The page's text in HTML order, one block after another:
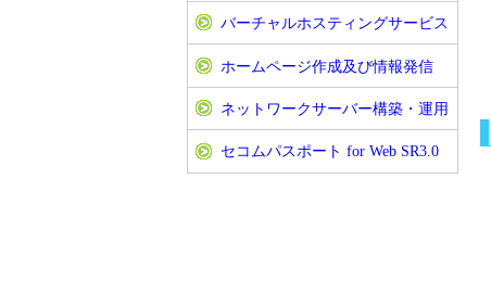
バーチャルホスティングサービス
ホームページ作成及び情報発信
ネットワークサーバー構築・運用
セコムパスポート for Web SR3.0